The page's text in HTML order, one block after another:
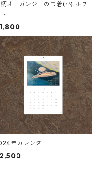
オーガンジーの巾着(小) ホワ
年カレンダー